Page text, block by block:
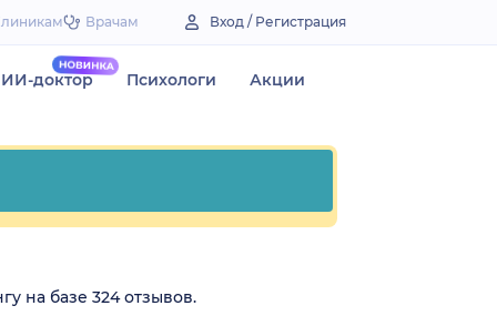
Врачам Вход / Регистрация
ИИ-доктор Психологи Акции
на базе 324 отзывов.